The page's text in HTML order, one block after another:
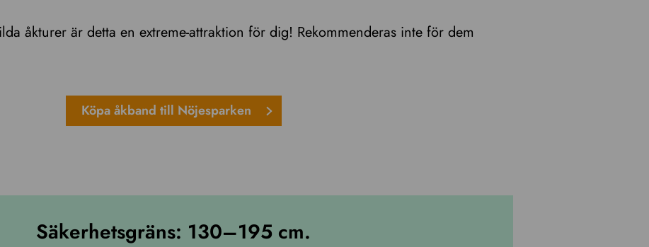
åkturer är detta en extreme-attraktion för dig! Rekommenderas inte för dem
Köpa åkband till Nöjesparken
Säkerhetsgräns: 130–195 cm.